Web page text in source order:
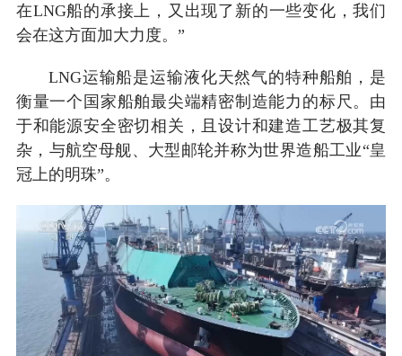
在LNG船的承接上，又出现了新的一些变化，我们
会在这方面加大力度。”
LNG运输船是运输液化天然气的特种船舶，是
衡量一个国家船舶最尖端精密制造能力的标尺。由
于和能源安全密切相关，且设计和建造工艺极其复
杂，与航空母舰、大型邮轮并称为世界造船工业“皇
冠上的明珠”。